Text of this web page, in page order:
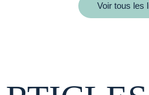
Voir tous les